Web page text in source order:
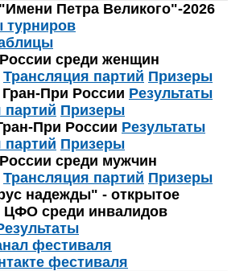
Петра Великого"-2026
турниров
среди женщин
Трансляция партий Призеры
При России Результаты
партий Призеры
При России Результаты
партий Призеры
среди мужчин
Трансляция партий Призеры
надежды" - открытое
ЦФО среди инвалидов
фестиваля
фестиваля